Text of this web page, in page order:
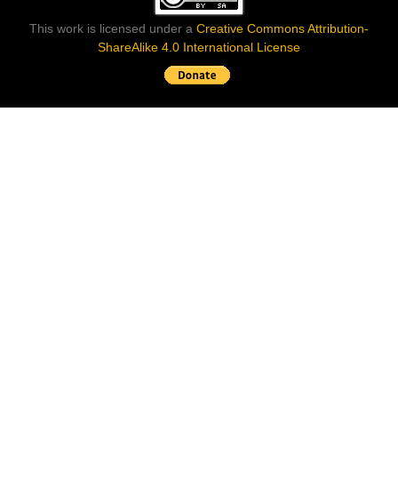
This work is licensed under a Creative Commons Attribution-
ShareAlike 4.0 International License